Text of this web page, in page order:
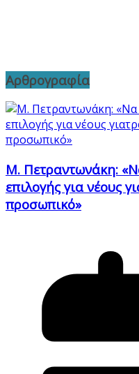
Αρθρογραφία
Μ. Πετραντωνάκη:
επιλογής για νέους
προσωπικό»